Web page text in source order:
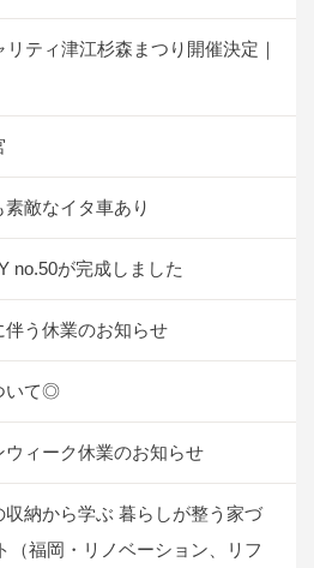
リティ津江杉森まつり開催決定｜
敵なイタ車あり
no.50が完成しました
伴う休業のお知らせ
いて◎
ウィーク休業のお知らせ
収納から学ぶ 暮らしが整う家づ
（福岡・リノベーション、リフ